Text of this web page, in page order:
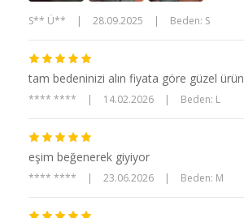
S** Ü** | 28.09.2025 | Beden: S
tam bedeninizi alın fiyata göre güzel ürün
**** **** | 14.02.2026 | Beden: L
eşim beğenerek giyiyor
**** **** | 23.06.2026 | Beden: M